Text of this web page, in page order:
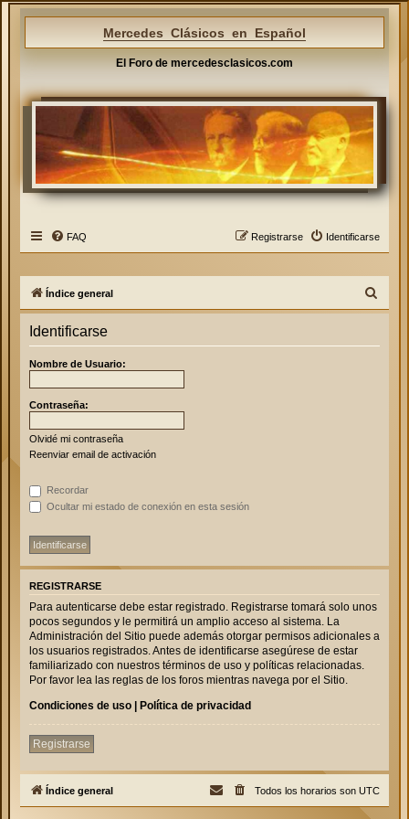
Mercedes Clásicos en Español
El Foro de mercedesclasicos.com
FAQ Identificarse
Registrarse
Índice general
u
Identificarse
Nombre de Usuario:
Contraseña:
Olvidé mi contraseña
Reenviar email de activación
Recordar
Ocultar mi estado de conexión en esta sesión
REGISTRARSE
Para autenticarse debe estar registrado. Registrarse tomará solo unos
pocos segundos y le permitirá un amplio acceso al sistema. La
Administración del Sitio puede además otorgar permisos adicionales a
los usuarios registrados. Antes de identificarse asegúrese de estar
familiarizado con nuestros términos de uso y políticas relacionadas.
Por favor lea las reglas de los foros mientras navega por el Sitio.
Condiciones de uso | Política de privacidad
Registrarse
Índice general Todos los horarios son UTC